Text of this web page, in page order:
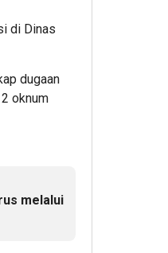
di Dinas
dugaan
oknum
melalui